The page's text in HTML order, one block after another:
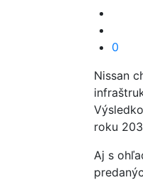
0
Nissan
roku
Aj s